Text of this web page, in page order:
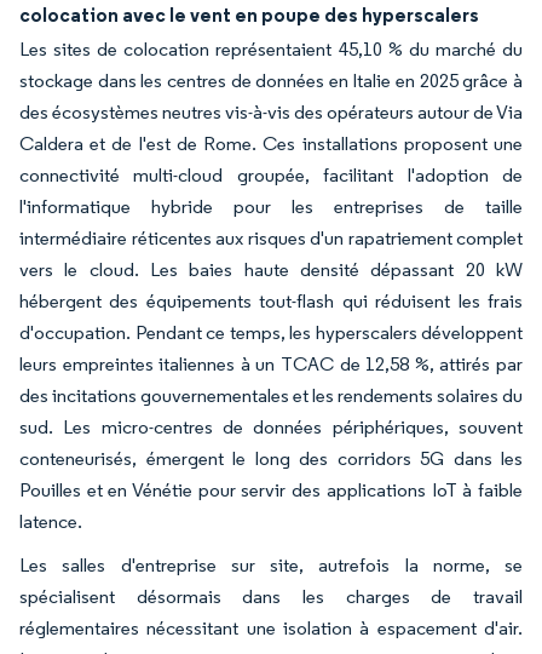
colocation avec le vent en poupe des hyperscalers
Les sites de colocation représentaient 45,10 % du marché du
stockage dans les centres de données en Italie en 2025 grâce à
des écosystèmes neutres vis-à-vis des opérateurs autour de Via
Caldera et de l'est de Rome. Ces installations proposent une
connectivité multi-cloud groupée, facilitant l'adoption de
l'informatique hybride pour les entreprises de taille
intermédiaire réticentes aux risques d'un rapatriement complet
vers le cloud. Les baies haute densité dépassant 20 kW
hébergent des équipements tout-flash qui réduisent les frais
d'occupation. Pendant ce temps, les hyperscalers développent
leurs empreintes italiennes à un TCAC de 12,58 %, attirés par
des incitations gouvernementales et les rendements solaires du
sud. Les micro-centres de données périphériques, souvent
conteneurisés, émergent le long des corridors 5G dans les
Pouilles et en Vénétie pour servir des applications IoT à faible
latence.
Les salles d'entreprise sur site, autrefois la norme, se
spécialisent désormais dans les charges de travail
réglementaires nécessitant une isolation à espacement d'air.